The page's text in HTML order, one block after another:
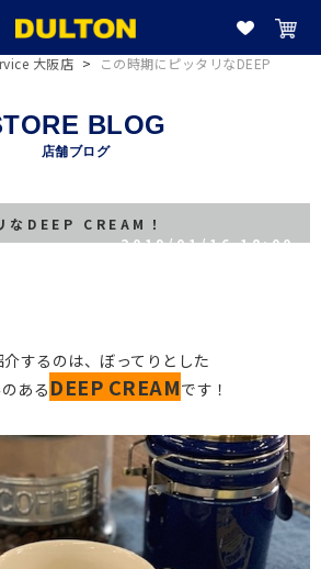
大阪店 >
この時期にピッタリなDEEP
BLOG
店舗ブログ
なDEEP CREAM！
2019/01/16 18:00
するのは、ぼってりとした
ある DEEP CREAMです！